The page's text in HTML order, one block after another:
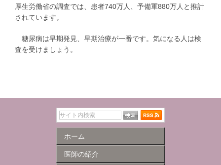
厚生労働省の調査では、患者740万人、予備軍880万人と推計
されています。
糖尿病は早期発見、早期治療が一番です。気になる人は検
査を受けましょう。
ホーム
医師の紹介